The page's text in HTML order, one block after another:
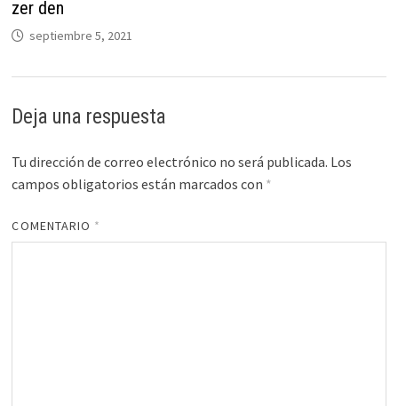
zer den
septiembre 5, 2021
Deja una respuesta
Tu dirección de correo electrónico no será publicada. Los
campos obligatorios están marcados con *
COMENTARIO *